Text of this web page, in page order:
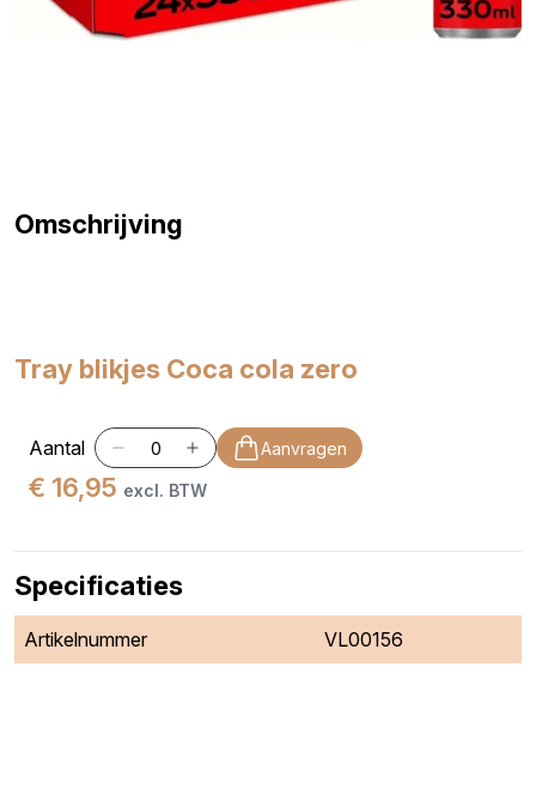
Omschrijving
Tray blikjes Coca cola zero
Aantal Aanvragen
€ 16,95 excl. BTW
Specificaties
Artikelnummer VL00156